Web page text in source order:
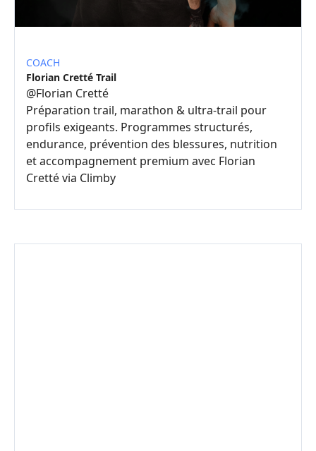
COACH
Florian Cretté Trail
@Florian Cretté
Préparation trail, marathon & ultra-trail pour
profils exigeants. Programmes structurés,
endurance, prévention des blessures, nutrition
et accompagnement premium avec Florian
Cretté via Climby